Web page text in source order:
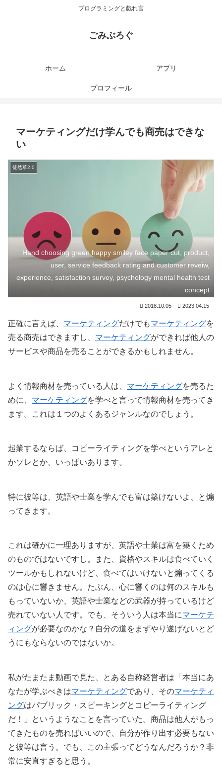
プログラミングと戯れ言
ごみぶろぐ
ホーム アプリ
プロフィール
マーケティングだけ学んでも商売はできな
い
徒然草2.0
Hand choosing green happy smiley face paper cut, product,
user, service feedback rating and customer reveiw,
experience, satisfaction survey, psychology mental health test
concept
2018.10.05 2023.04.15
正確に言えば、 マーケティングだけでもマーケティングを
売る商売はできますし、 マーケティングができれば他人の
サービスや商品を売ることができるかもしれません。
よく情報商材を売っている人は、 マーケティングを売るた
めに、 マーケティングを学べと言って情報商材を売ってき
ます。これは１つのよくあるジャンルなのでしょう。
起業するならば、コピーライティングを学べというアレと
かソレとか、いっぱいあります。
特に彼等は、英語や士業を学んでも富は築けないよ、と煽
ってきます。
これは確かに一理ありますが、英語や士業は富を築くため
のものではないですし。また、資格やスキルは食べていく
ツールかもしれないけど、食べてはいけないと煽ってくる
のは心に響きません。たぶん、心に響くのは何のスキルも
もっていないか、英語や士業などの武器が持っているけど
売れていない人です。でも、そういう人は本当にマーケテ
ィングが必要なのかな？自分の道をまずやり遂げないとど
うにもならないのではないか。
私がたまたま動画で見た、とある自称経営者は「本当にあ
なたが学ぶべきはマーケティングであり、そのマーケティ
ングはパブリック・スピーキングとコピーライティング
だ！」というようなことを言っていた。商品は他人がもっ
てきたものを売ればいいので、自分が作り出す必要もない
と彼等は言う。でも、この主張ってどうなんだろうか？非
常に安直すぎると思う。